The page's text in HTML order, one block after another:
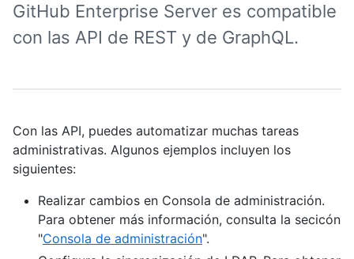
GitHub Enterprise Server es compatible
con las API de REST y de GraphQL.
Con las API, puedes automatizar muchas tareas
administrativas. Algunos ejemplos incluyen los
siguientes:
Realizar cambios en Consola de administración.
Para obtener más información, consulta la secicón
"Consola de administración".